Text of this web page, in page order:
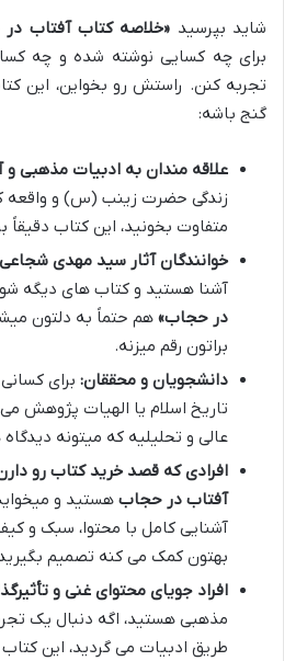
شاید بپرسید «خلاصه کتاب آفتاب
برای چه کسایی نوشته شده و چه
تجربه کنن. راستش رو بخواین، این
گنج باشه:
علاقه مندان به ادبیات مذهبی و
زندگی حضرت زینب (س) و واقعه
متفاوت بخونید، این کتاب
خوانندگان آثار سید مهدی
آشنا هستید و کتاب های دیگه
در حجاب» هم حتماً به دلتون
براتون رقم میزنه.
دانشجویان و محققان: برای
تاریخ اسلام یا الهیات پژوهش
عالی و تحلیلیه که میتونه
افرادی که قصد خرید کتاب رو
آفتاب در حجاب هستید و
آشنایی کامل با محتوا، سبک و
بهتون کمک می کنه تصمیم
افراد جویای محتوای غنی و
مذهبی هستید، اگه دنبال یک
طریق ادبیات می گردید، این